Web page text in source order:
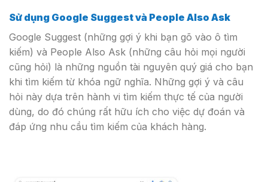
Sử dụng Google Suggest và People Also Ask
Google Suggest (những gợi ý khi bạn gõ vào ô tìm
kiếm) và People Also Ask (những câu hỏi mọi người
cũng hỏi) là những nguồn tài nguyên quý giá cho bạn
khi tìm kiếm từ khóa ngữ nghĩa. Những gợi ý và câu
hỏi này dựa trên hành vi tìm kiếm thực tế của người
dùng, do đó chúng rất hữu ích cho việc dự đoán và
đáp ứng nhu cầu tìm kiếm của khách hàng.